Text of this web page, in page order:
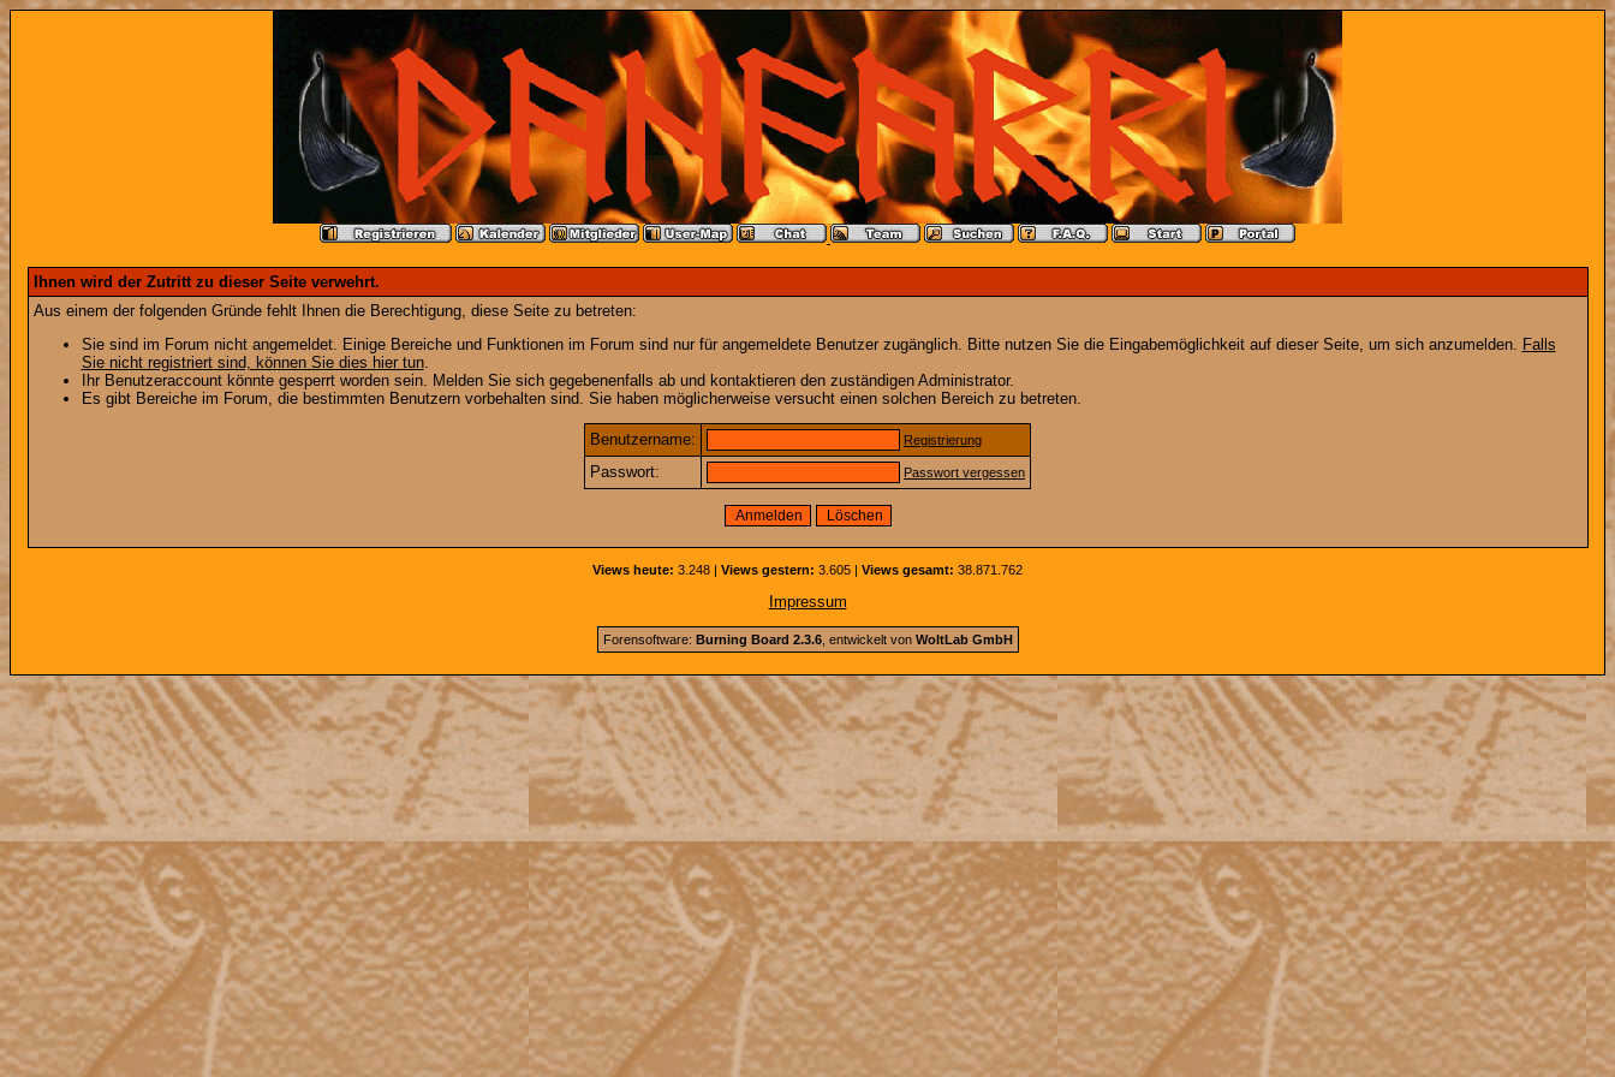
Ihnen wird der Zutritt zu dieser Seite verwehrt.
Aus einem der folgenden Gründe fehlt Ihnen die Berechtigung, diese Seite zu betreten:
Sie sind im Forum nicht angemeldet. Einige Bereiche und Funktionen im Forum sind nur für angemeldete Benutzer zugänglich. Bitte nutzen Sie die Eingabemöglichkeit auf dieser Seite, um sich anzumelden. Falls
Sie nicht registriert sind, können Sie dies hier tun.
Ihr Benutzeraccount könnte gesperrt worden sein. Melden Sie sich gegebenenfalls ab und kontaktieren den zuständigen Administrator.
Es gibt Bereiche im Forum, die bestimmten Benutzern vorbehalten sind. Sie haben möglicherweise versucht einen solchen Bereich zu betreten.
Benutzername: Registrierung
Passwort: Passwort vergessen
Views heute: 3.248 | Views gestern: 3.605 | Views gesamt: 38.871.762
Impressum
Forensoftware: Burning Board 2.3.6, entwickelt von WoltLab GmbH